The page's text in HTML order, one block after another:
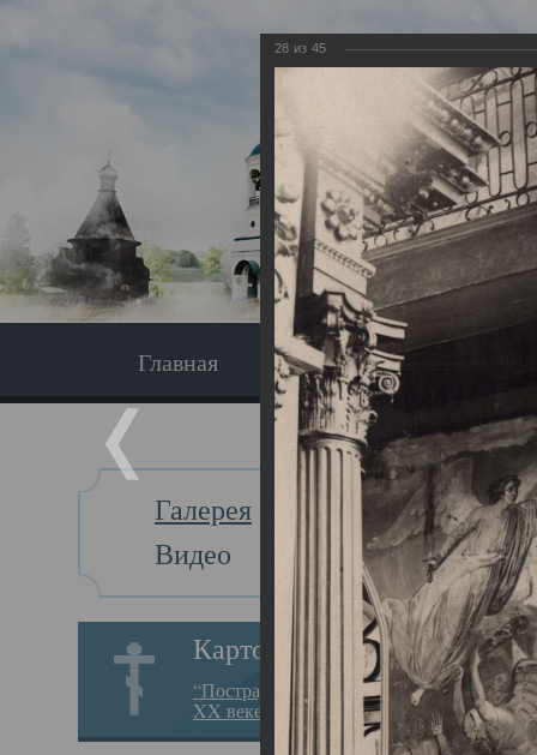
Главная Экскурсия
Галерея
Видео
Картотека
“Пострадавшие за веру в
XX веке на Севере”
Главная
28 из 45